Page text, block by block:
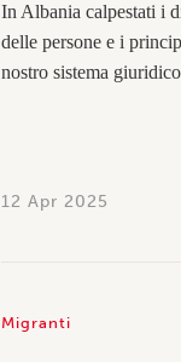
In Albania calpestati i
delle persone e i
nostro sistema giuridico
12 Apr 2025
Migranti